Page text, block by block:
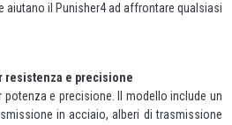
il Punisher4 ad affrontare qualsiasi
resistenza e precisione
potenza e precisione. Il modello include un
in acciaio, alberi di trasmissione